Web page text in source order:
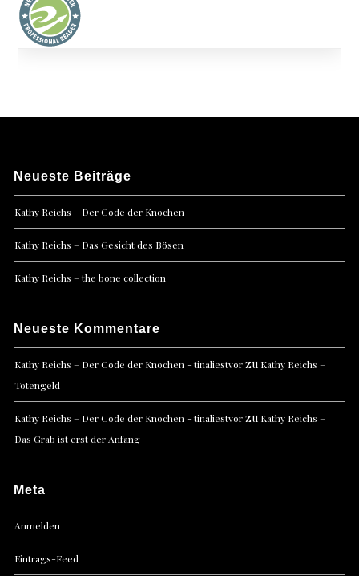
Neueste Beiträge
Kathy Reichs – Der Code der Knochen
Kathy Reichs – Das Gesicht des Bösen
Kathy Reichs – the bone collection
Neueste Kommentare
Kathy Reichs – Der Code der Knochen - tinaliestvorzu Kathy Reichs –
Totengeld
Kathy Reichs – Der Code der Knochen - tinaliestvorzu Kathy Reichs –
Das Grab ist erst der Anfang
Meta
Anmelden
Eintrags-Feed